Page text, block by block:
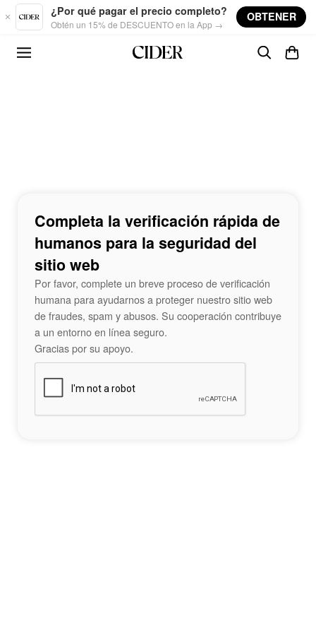
Skip to main content
¿Por qué pagar el precio completo?
Obtén un 15% de DESCUENTO en la App →
OBTENER
Completa la verificación rápida de
humanos para la seguridad del
sitio web
Por favor, complete un breve proceso de verificación
humana para ayudarnos a proteger nuestro sitio web
de fraudes, spam y abusos. Su cooperación contribuye
a un entorno en línea seguro.
Gracias por su apoyo.